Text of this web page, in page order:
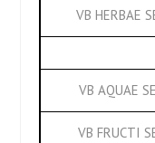
VB HERBAE
VB AQUAE
VB FRUCTI